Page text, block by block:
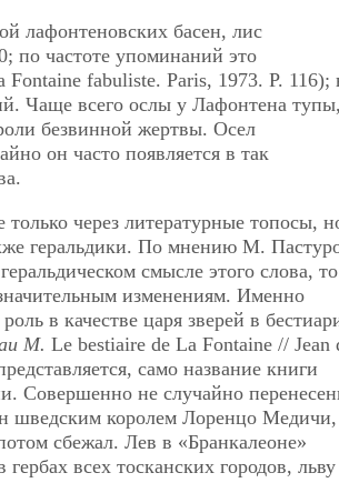
лафонтеновских басен, лис
по частоте упоминаний это
Fontaine fabuliste. Paris, 1973. P. 116);
Чаще всего ослы у Лафонтена тупы,
безвинной жертвы. Осел
он часто появляется в так
через литературные топосы,
геральдики. По мнению М.
смысле этого слова, то
изменениям. Именно
в качестве царя зверей в
M. Le bestiaire de La Fontaine // Jean
само название книги
Совершенно не случайно
шведским королем Лоренцо Медичи,
сбежал. Лев в «Бранкалеоне»
всех тосканских городов, льву